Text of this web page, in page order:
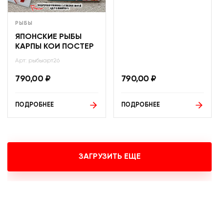
РЫБЫ
ЯПОНСКИЕ РЫБЫ
КАРПЫ КОИ ПОСТЕР
Арт: рыбыарт26
790,00 ₽
ПОДРОБНЕЕ
790,00 ₽
ПОДРОБНЕЕ
ЗАГРУЗИТЬ ЕЩЕ